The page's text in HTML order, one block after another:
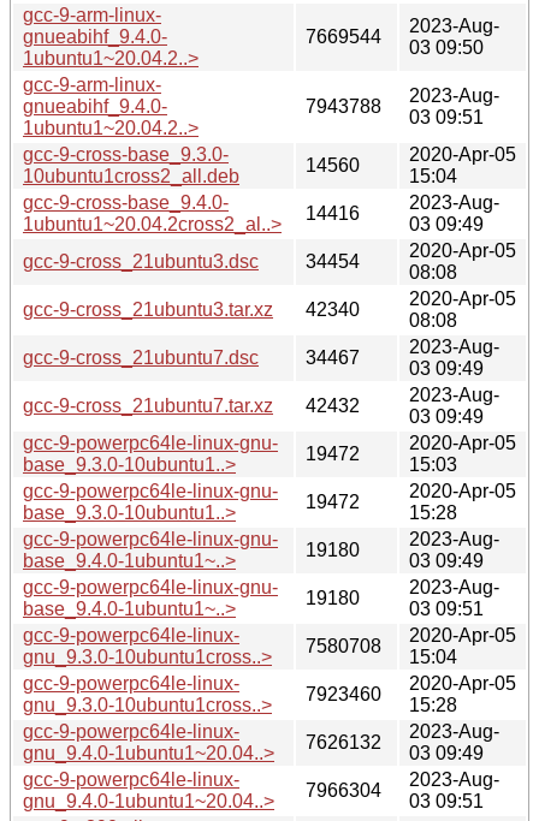
gcc-9-arm-linux-
gnueabihf_9.4.0-
1ubuntu1~20.04.2..>
7669544
2023-Aug-
03 09:50
gcc-9-arm-linux-
gnueabihf_9.4.0-
1ubuntu1~20.04.2..>
7943788
2023-Aug-
03 09:51
gcc-9-cross-base_9.3.0-
10ubuntu1cross2_all.deb
14560
2020-Apr-05
15:04
gcc-9-cross-base_9.4.0-
1ubuntu1~20.04.2cross2_al..>
14416
2023-Aug-
03 09:49
gcc-9-cross_21ubuntu3.dsc
34454
2020-Apr-05
08:08
gcc-9-cross_21ubuntu3.tar.xz
42340
2020-Apr-05
08:08
gcc-9-cross_21ubuntu7.dsc
34467
2023-Aug-
03 09:49
gcc-9-cross_21ubuntu7.tar.xz
42432
2023-Aug-
03 09:49
gcc-9-powerpc64le-linux-gnu-
base_9.3.0-10ubuntu1..>
19472
2020-Apr-05
15:03
gcc-9-powerpc64le-linux-gnu-
base_9.3.0-10ubuntu1..>
19472
2020-Apr-05
15:28
gcc-9-powerpc64le-linux-gnu-
base_9.4.0-1ubuntu1~..>
19180
2023-Aug-
03 09:49
gcc-9-powerpc64le-linux-gnu-
base_9.4.0-1ubuntu1~..>
19180
2023-Aug-
03 09:51
gcc-9-powerpc64le-linux-
gnu_9.3.0-10ubuntu1cross..>
7580708
2020-Apr-05
15:04
gcc-9-powerpc64le-linux-
gnu_9.3.0-10ubuntu1cross..>
7923460
2020-Apr-05
15:28
gcc-9-powerpc64le-linux-
gnu_9.4.0-1ubuntu1~20.04..>
7626132
2023-Aug-
03 09:49
gcc-9-powerpc64le-linux-
gnu_9.4.0-1ubuntu1~20.04..>
7966304
2023-Aug-
03 09:51